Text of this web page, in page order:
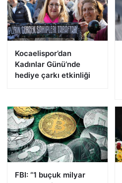
Kocaelispor’dan
Kadınlar Günü’nde
hediye çarkı etkinliği
FBI: “1 buçuk milyar